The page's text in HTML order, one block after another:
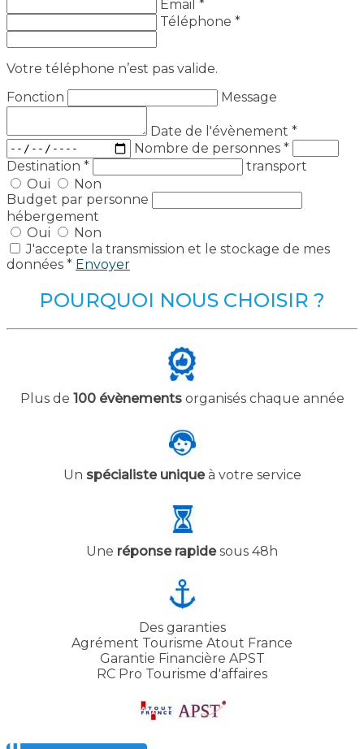
Email *
Téléphone *
Votre téléphone n’est pas valide.
Fonction
Message
Date de l'évènement *
Nombre de personnes *
Destination *
transport
Oui
Non
Budget par personne
hébergement
Oui
Non
J'accepte la transmission et le stockage de mes
données * Envoyer
POURQUOI NOUS CHOISIR ?
Plus de 100 évènementsorganisés chaque année
Un spécialiste uniqueà votre service
Une réponse rapidesous 48h
Des garanties
Agrément Tourisme Atout France
Garantie Financière APST
RC Pro Tourisme d'affaires